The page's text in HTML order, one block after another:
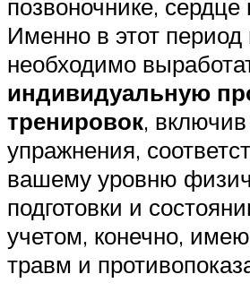
позвоночнике, сердце
Именно в этот
необходимо
индивидуальную
тренировок,
упражнения,
вашему уровню
подготовки и
учетом, конечно,
травм и